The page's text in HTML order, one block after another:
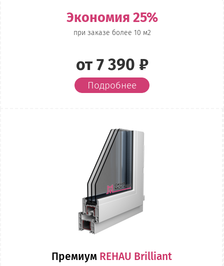
Экономия 25%
при заказе более 10 м2
от 7 390 ₽
Подробнее
Премиум REHAU Brilliant